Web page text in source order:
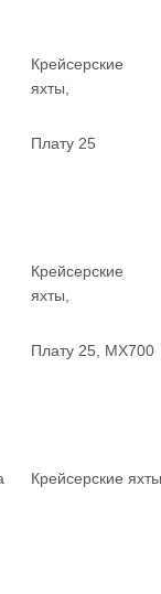
Крейсерские
яхты,
Плату 25
Крейсерские
яхты,
Плату 25, MX700
Крейсерские яхты